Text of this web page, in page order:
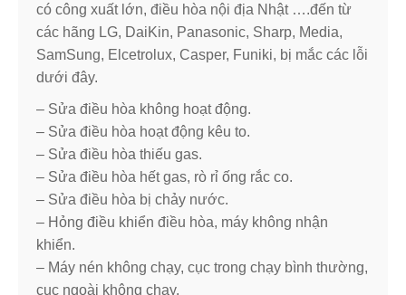
có công xuất lớn, điều hòa nội địa Nhật ….đến từ
các hãng LG, DaiKin, Panasonic, Sharp, Media,
SamSung, Elcetrolux, Casper, Funiki, bị mắc các lỗi
dưới đây.
– Sửa điều hòa không hoạt động.
– Sửa điều hòa hoạt động kêu to.
– Sửa điều hòa thiếu gas.
– Sửa điều hòa hết gas, rò rỉ ống rắc co.
– Sửa điều hòa bị chảy nước.
– Hỏng điều khiển điều hòa, máy không nhận
khiển.
– Máy nén không chạy, cục trong chạy bình thường,
cục ngoài không chạy.